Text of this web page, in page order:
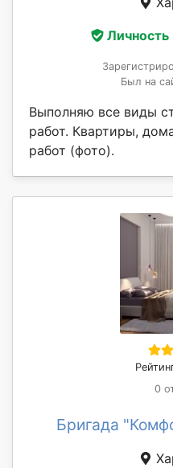
Был на
Выполняю все виды
работ. Квартиры,
работ (фото).
0
Бригада